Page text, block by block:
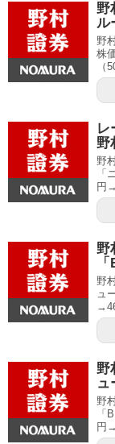
野
ル
野
株
レ
野
野
「
円
野
野
ュ
野
ュ
野
「
円